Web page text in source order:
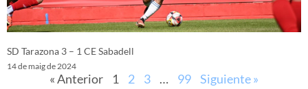
SD Tarazona 3 – 1 CE Sabadell
14 de maig de 2024
« Anterior 1 2 3 … 99 Siguiente »